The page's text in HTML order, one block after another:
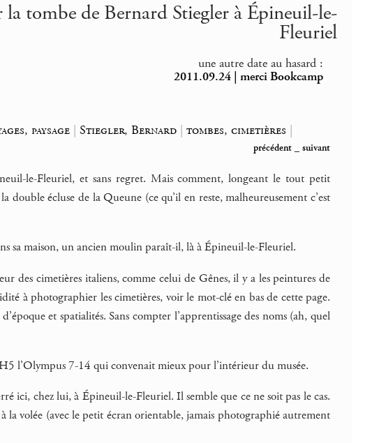
tombe de Bernard Stiegler à Épineuil-le-
Fleuriel
une autre date au hasard :
2011.09.24 | merci Bookcamp
paysage |Stiegler, Bernard |tombes, cimetières |
précédent _suivant
le-Fleuriel, et sans regret. Mais comment, longeant le tout petit
écluse de la Queune (ce qu’il en reste, malheureusement c’est
sa maison, un ancien moulin paraît-il, là à Épineuil-le-Fleuriel.
des cimetières italiens, comme celui de Gênes, il y a les peintures de
à photographier les cimetières, voir le mot-clé en bas de cette page.
et spatialités. Sans compter l’apprentissage des noms (ah, quel
l’Olympus 7-14 qui convenait mieux pour l’intérieur du musée.
ici, chez lui, à Épineuil-le-Fleuriel. Il semble que ce ne soit pas le cas.
la volée (avec le petit écran orientable, jamais photographié autrement